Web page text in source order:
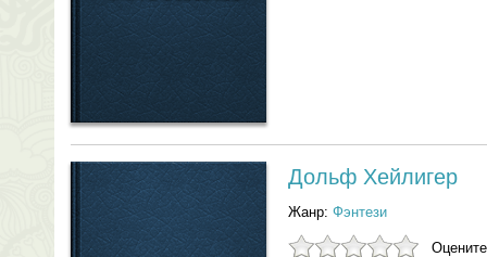
Дольф Хейлигер
Жанр: Фэнтези